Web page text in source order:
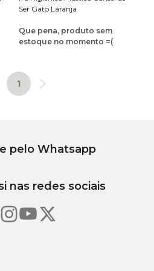
Ser Gato Laranja
Que pena, produto sem
estoque no momento =(
1
pelo Whatsapp
nas redes sociais